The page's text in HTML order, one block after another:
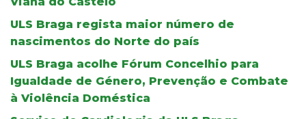
ULS Braga regista maior número de
nascimentos do Norte do país
ULS Braga acolhe Fórum Concelhio para
Igualdade de Género, Prevenção e Combate
à Violência Doméstica